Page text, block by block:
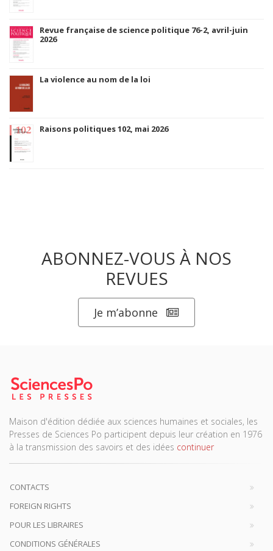
Revue française de science politique 76-2, avril-juin
2026
La violence au nom de la loi
Raisons politiques 102, mai 2026
ABONNEZ-VOUS À NOS
REVUES
Je m’abonne
Maison d'édition dédiée aux sciences humaines et sociales, les
Presses de Sciences Po participent depuis leur création en 1976
à la transmission des savoirs et des idées continuer
CONTACTS
FOREIGN RIGHTS
POUR LES LIBRAIRES
CONDITIONS GÉNÉRALES